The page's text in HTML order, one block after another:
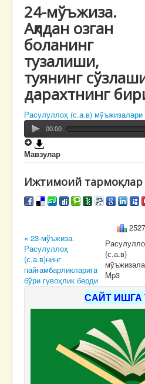
24-мўъжиза.
Ақлдан озган
боланинг
тузалиши,
туянинг
дарахтнинг
Расулуллоҳ (с.а.в) мўъжизалари
00:00
Мавзулар
Ижтимоий тармоқлар
2527
« 23-мўъжиза.
Расулуллоҳ
(с.а.в)нинг
пайғамбарликларига
бўри гувоҳлик берди
(с.а.в)
Mp3
САЙТ ИШГА